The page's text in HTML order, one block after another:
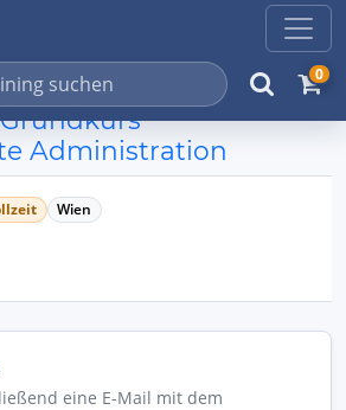
0
Administration
Wien
eine E-Mail mit dem